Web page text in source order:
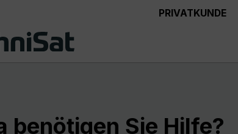
PRIVATKUNDE
benötigen Sie Hilfe?